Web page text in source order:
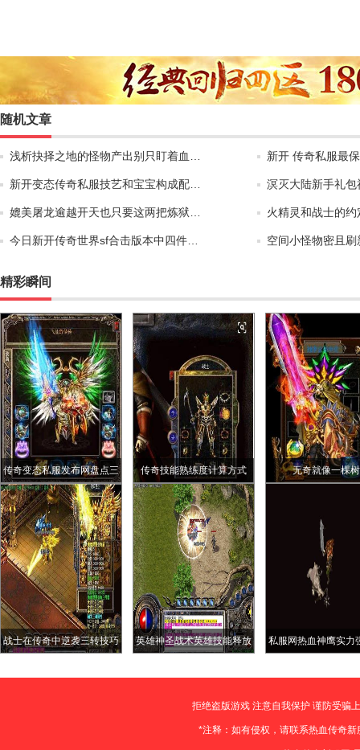
随机文章
浅析抉择之地的怪物产出别只盯着血… 新开 传奇私服最
新开变态传奇私服技艺和宝宝构成配… 溟灭大陆新手礼包
媲美屠龙逾越开天也只要这两把炼狱… 火精灵和战士的
今日新开传奇世界sf合击版本中四件… 空间小怪物密且
精彩瞬间
传奇变态私服发布网盘点三
把拥有40点攻击上限的绝版
裁决之杖
传奇技能熟练度计算方式 无奇就像一棵树
战士在传奇中逆袭三转技巧 英雄神圣战术英雄技能释放 私服网热血神鹰实力
拒绝盗版游戏 注意自我保护 谨防受骗
*注释：如有侵权，请联系热血传奇